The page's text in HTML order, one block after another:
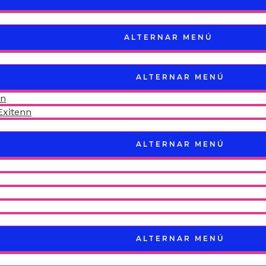
ALTERNAR MENÚ
ALTERNAR MENÚ
ALTERNAR MENÚ
ALTERNAR MENÚ